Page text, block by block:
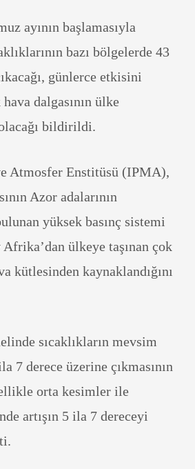
ayının başlamasıyla
bazı bölgelerde 43
günlerce etkisini
dalgasının ülke
bildirildi.
Atmosfer Enstitüsü (IPMA),
Azor adalarının
yüksek basınç sistemi
ülkeye taşınan çok
kütlesinden kaynaklandığını
sıcaklıkların mevsim
7 derece üzerine çıkmasının
orta kesimler ile
artışın 5 ila 7 dereceyi